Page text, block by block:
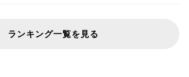
ランキング一覧を見る